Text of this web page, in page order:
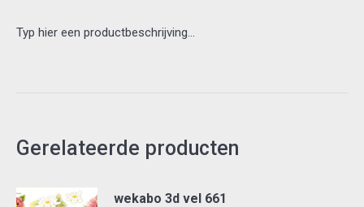
Typ hier een productbeschrijving…
Gerelateerde producten
wekabo 3d vel 661